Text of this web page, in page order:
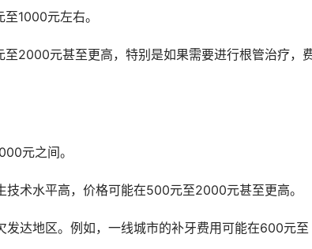
1000元左右。
元之间。
技术水平高，价格可能在500元至2000元甚至更高。